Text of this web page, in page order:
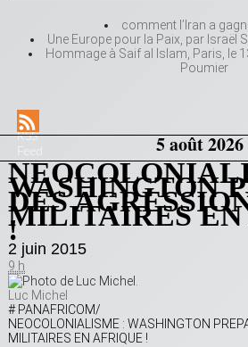
comment l’Iran a
Une Europe pour la Paix, par Israël
Hommage à Saif al Islam, Paris, le
Poumier
RSS
Feed
5 août 2026
WASHINGTON
DES
MILITAIRES EN
!
2 juin 2015
9 h
Luc Michel
# PANAFRICOM/
NEOCOLONIALISME : WASHINGTON
MILITAIRES EN AFRIQUE !